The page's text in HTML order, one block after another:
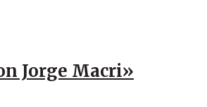
Jorge Macri»